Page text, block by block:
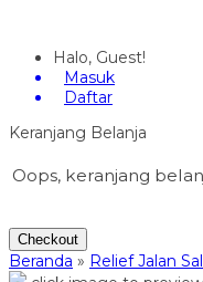
Halo, Guest!
Masuk
Daftar
Keranjang Belanja
Oops, keranjang
Checkout
Beranda » Relief Jalan